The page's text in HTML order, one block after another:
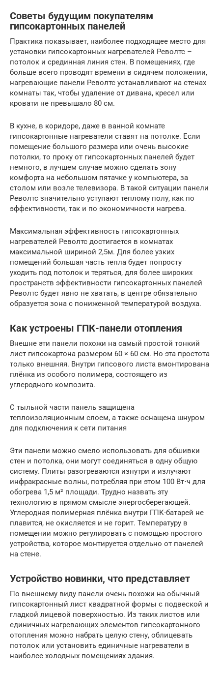
Советы будущим покупателям
гипсокартонных панелей
Практика показывает, наиболее подходящее место для
установки гипсокартонных нагревателей Револтс –
потолок и срединная линия стен. В помещениях, где
больше всего проводят времени в сидячем положении,
нагревающие панели Револтс устанавливают на стенах
комнаты так, чтобы удаление от дивана, кресел или
кровати не превышало 80 см.
В кухне, в коридоре, даже в ванной комнате
гипсокартонные нагреватели ставят на потолке. Если
помещение большого размера или очень высокие
потолки, то проку от гипсокартонных панелей будет
немного, в лучшем случае можно сделать зону
комфорта на небольшом пятачке у компьютера, за
столом или возле телевизора. В такой ситуации панели
Револтс значительно уступают теплому полу, как по
эффективности, так и по экономичности нагрева.
Максимальная эффективность гипсокартонных
нагревателей Револтс достигается в комнатах
максимальной шириной 2,5м. Для более узких
помещений большая часть тепла будет попросту
уходить под потолок и теряться, для более широких
пространств эффективности гипсокартонных панелей
Револтс будет явно не хватать, в центре обязательно
образуется зона с пониженной температурой воздуха.
Как устроены ГПК-панели отопления
Внешне эти панели похожи на самый простой тонкий
лист гипсокартона размером 60 × 60 см. Но эта простота
только внешняя. Внутри гипсового листа вмонтирована
плёнка из особого полимера, состоящего из
углеродного композита.
С тыльной части панель защищена
теплоизоляционным слоем, а также оснащена шнуром
для подключения к сети питания
Эти панели можно смело использовать для обшивки
стен и потолка, они могут соединяться в одну общую
систему. Плиты разогреваются изнутри и излучают
инфракрасные волны, потребляя при этом 100 Вт⋅ч для
обогрева 1,5 м² площади. Трудно назвать эту
технологию в прямом смысле энергосберегающей.
Углеродная полимерная плёнка внутри ГПК-батарей не
плавится, не окисляется и не горит. Температуру в
помещении можно регулировать с помощью простого
устройства, которое монтируется отдельно от панелей
на стене.
Устройство новинки, что представляет
По внешнему виду панели очень похожи на обычный
гипсокартонный лист квадратной формы с подвеской и
гладкой лицевой поверхностью. Из таких листов или
единичных нагревающих элементов гипсокартонного
отопления можно набрать целую стену, облицевать
потолок или установить единичные нагреватели в
наиболее холодных помещениях здания.